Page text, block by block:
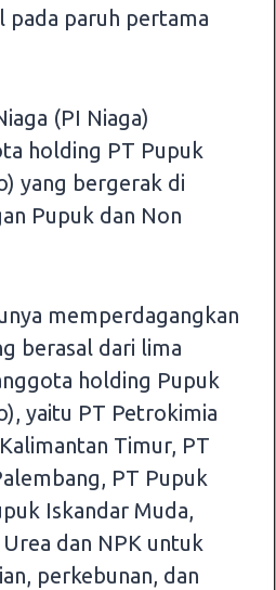
pada paruh pertama
(PI Niaga)
holding PT Pupuk
yang bergerak di
Pupuk dan Non
memperdagangkan
berasal dari lima
holding Pupuk
yaitu PT Petrokimia
Timur, PT
PT Pupuk
Iskandar Muda,
dan NPK untuk
perkebunan, dan